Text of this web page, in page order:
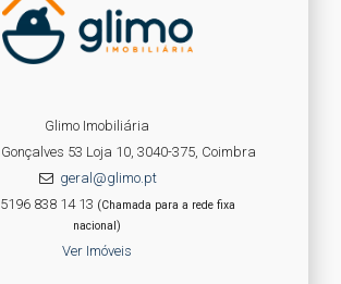
Glimo Imobiliária
Gonçalves 53 Loja 10, 3040-375, Coimbra
geral@glimo.pt
838 14 13 (Chamada para a rede fixa
nacional)
Ver Imóveis